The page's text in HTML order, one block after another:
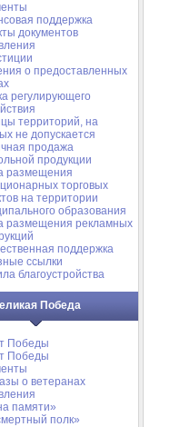
поддержка
документов
о предоставленных
регулирующего
территорий, на
не допускается
продажа
продукции
размещения
торговых
на территории
образования
размещения рекламных
поддержка
ссылки
благоустройства
Победа
Победы
Победы
о ветеранах
памяти»
полк»